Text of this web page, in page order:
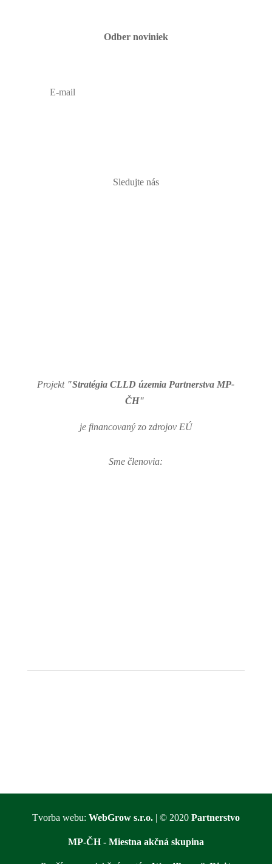
Odber noviniek
Sledujte nás
Projekt "Stratégia CLLD územia Partnerstva MP-
ČH"
je financovaný zo zdrojov EÚ
Sme členovia:
Tvorba webu: WebGrow s.r.o.| © 2020 Partnerstvo
MP-ČH - Miestna akčná skupina